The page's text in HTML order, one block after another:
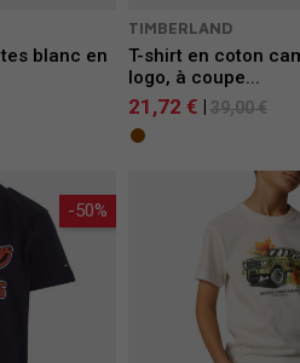
blanc en
TIMBERLAND
T-shirt en coton
logo, à coupe...
21,72 € 39,00 €
-50%